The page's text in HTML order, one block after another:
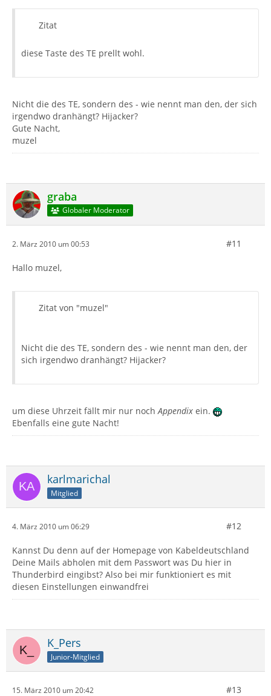
Zitat
diese Taste des TE prellt wohl.
Nicht die des TE, sondern des - wie nennt man den, der sich
irgendwo dranhängt? Hijacker?
Gute Nacht,
muzel
graba
Globaler Moderator
2. März 2010 um 00:53 #11
Hallo muzel,
Zitat von "muzel"
Nicht die des TE, sondern des - wie nennt man den, der
sich irgendwo dranhängt? Hijacker?
um diese Uhrzeit fällt mir nur nochAppendix ein.
Ebenfalls eine gute Nacht!
karlmarichal
Mitglied
4. März 2010 um 06:29 #12
Kannst Du denn auf der Homepage von Kabeldeutschland
Deine Mails abholen mit dem Passwort was Du hier in
Thunderbird eingibst? Also bei mir funktioniert es mit
diesen Einstellungen einwandfrei
K_Pers
Junior-Mitglied
15. März 2010 um 20:42 #13